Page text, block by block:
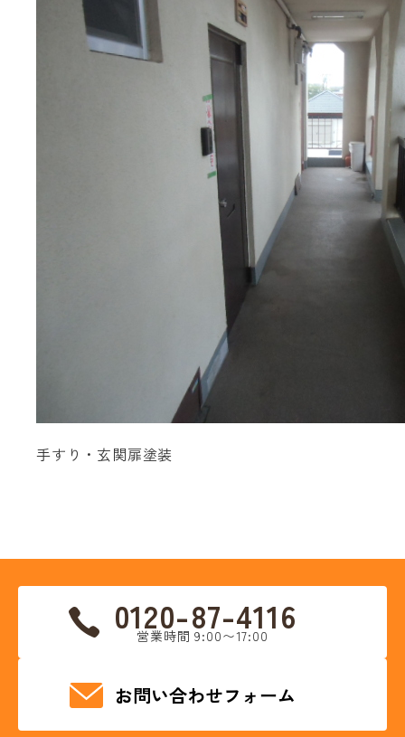
手すり・玄関扉塗装
0120-87-4116
営業時間 9:00〜17:00
お問い合わせフォーム